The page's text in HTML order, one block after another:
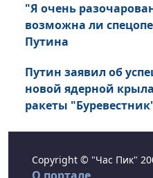
"Я очень
возможна ли
Путина
Путин заявил об
новой ядерной
ракеты
Copyright © "Час Пик"